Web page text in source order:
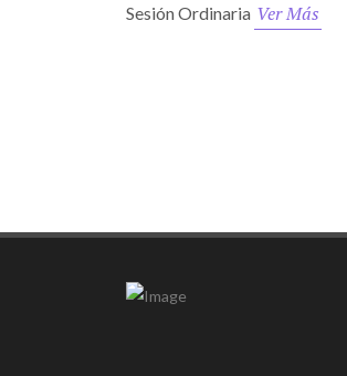
Sesión Ordinaria Ver Más